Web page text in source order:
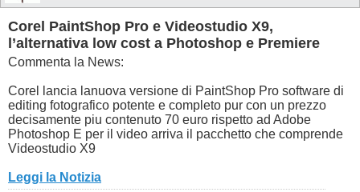
Corel PaintShop Pro e Videostudio X9,
l’alternativa low cost a Photoshop e Premiere
Commenta la News:
Corel lancia lanuova versione di PaintShop Pro software di
editing fotografico potente e completo pur con un prezzo
decisamente piu contenuto 70 euro rispetto ad Adobe
Photoshop E per il video arriva il pacchetto che comprende
Videostudio X9
Leggi la Notizia